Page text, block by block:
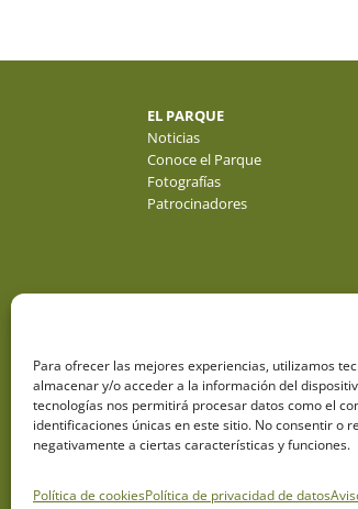
Para ofrecer las mejores experiencias, utilizamos
almacenar y/o acceder a la información del
tecnologías nos permitirá procesar datos como el
identificaciones únicas en este sitio. No consentir o
negativamente a ciertas características y funciones.
Política de cookiesPolítica de privacidad de datos
EL PARQUE
Noticias
Conoce el Parque
Fotografías
Patrocinadores